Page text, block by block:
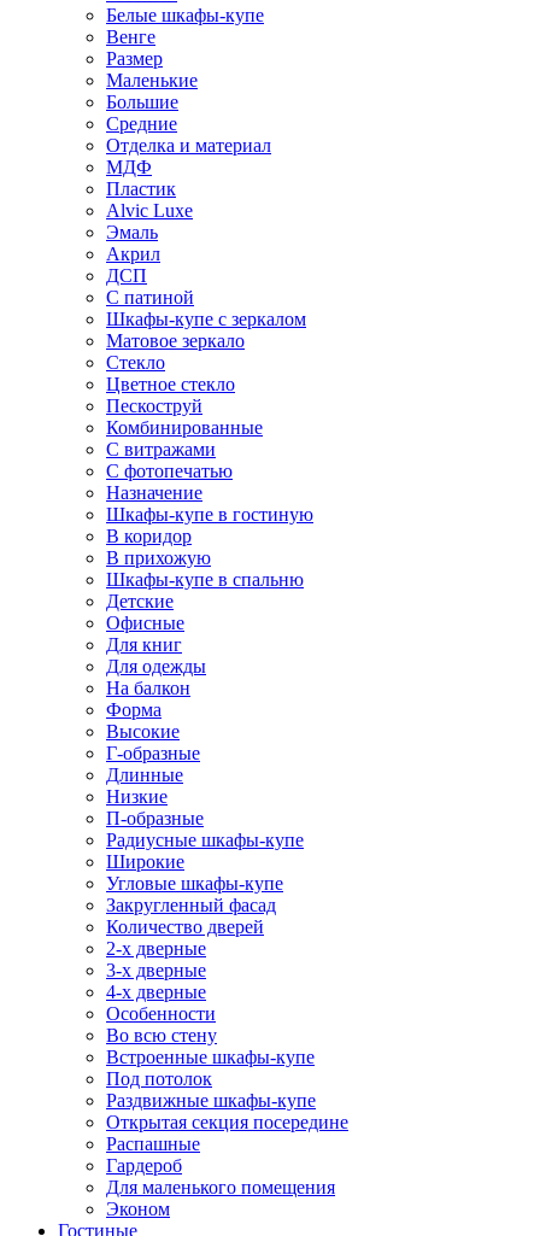
Белые шкафы-купе
Венге
Размер
Маленькие
Большие
Средние
Отделка и материал
МДФ
Пластик
Alvic Luxe
Эмаль
Акрил
ДСП
С патиной
Шкафы-купе с зеркалом
Матовое зеркало
Стекло
Цветное стекло
Пескоструй
Комбинированные
С витражами
С фотопечатью
Назначение
Шкафы-купе в гостиную
В коридор
В прихожую
Шкафы-купе в спальню
Детские
Офисные
Для книг
Для одежды
На балкон
Форма
Высокие
Г-образные
Длинные
Низкие
П-образные
Радиусные шкафы-купе
Широкие
Угловые шкафы-купе
Закругленный фасад
Количество дверей
2-х дверные
3-х дверные
4-х дверные
Особенности
Во всю стену
Встроенные шкафы-купе
Под потолок
Раздвижные шкафы-купе
Открытая секция посередине
Распашные
Гардероб
Для маленького помещения
Эконом
Гостиные